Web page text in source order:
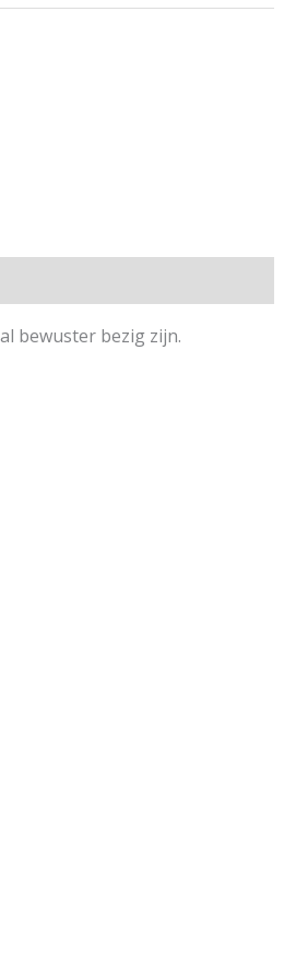
bewuster bezig zijn.